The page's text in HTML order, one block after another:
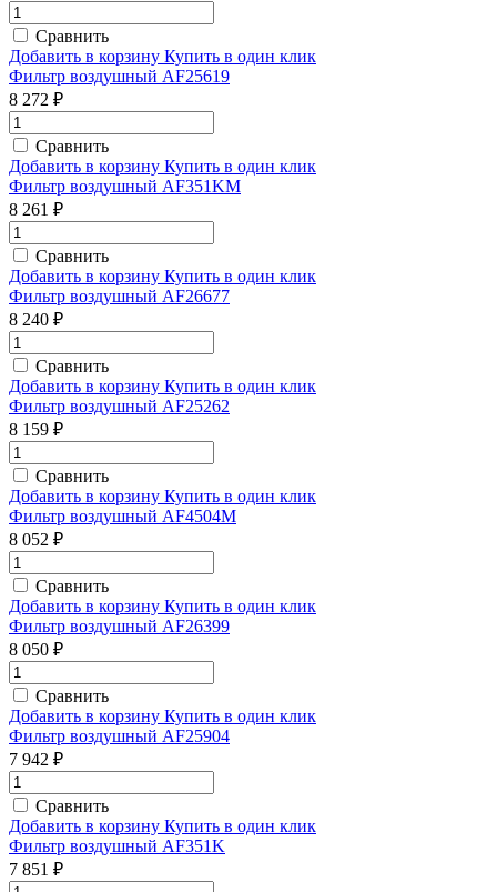
Сравнить
Добавить в корзину Купить в один клик
Фильтр воздушный AF25619
8 272 ₽
Сравнить
Добавить в корзину Купить в один клик
Фильтр воздушный AF351KM
8 261 ₽
Сравнить
Добавить в корзину Купить в один клик
Фильтр воздушный AF26677
8 240 ₽
Сравнить
Добавить в корзину Купить в один клик
Фильтр воздушный AF25262
8 159 ₽
Сравнить
Добавить в корзину Купить в один клик
Фильтр воздушный AF4504M
8 052 ₽
Сравнить
Добавить в корзину Купить в один клик
Фильтр воздушный AF26399
8 050 ₽
Сравнить
Добавить в корзину Купить в один клик
Фильтр воздушный AF25904
7 942 ₽
Сравнить
Добавить в корзину Купить в один клик
Фильтр воздушный AF351K
7 851 ₽